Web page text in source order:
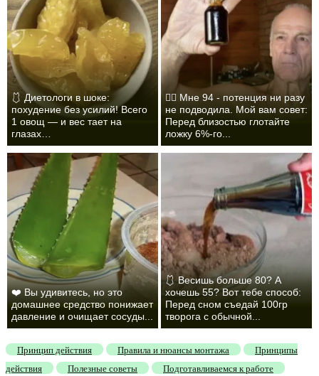
🩱 Диетологи в шоке:
похудение без усилий! Всего
1 овощ — и вес тает на
глазах…
❤️‍🔥 Мне 94 - потенция ни разу
не подводила. Мой вам совет:
Перед близостью глотайте
ложку 6%-го...
❤️ Вы удивитесь, но это
домашнее средство понижает
давление и очищает сосуды...
🩱 Весишь больше 80? А
хочешь 55? Вот тебе способ:
Перед сном съедай 100гр
творога с обычной...
Принцип действия Правила и нюансы монтажа
Принципы
действия
Полезные советы
Подготавливаемся к работе